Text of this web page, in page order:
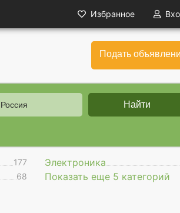
Избранное
Подать
Найти
177
68
Электроника
Показать еще 5 категорий